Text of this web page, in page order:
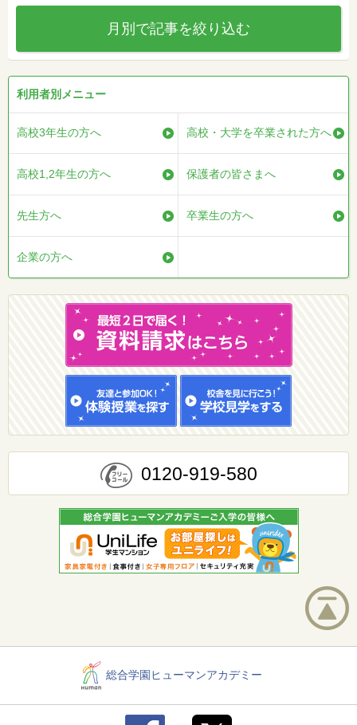
月別で記事を絞り込む
利用者別メニュー
高校3年生の方へ 高校・大学を卒業された方へ
高校1,2年生の方へ 保護者の皆さまへ
先生方へ 卒業生の方へ
企業の方へ
0120-919-580
総合学園ヒューマンアカデミー